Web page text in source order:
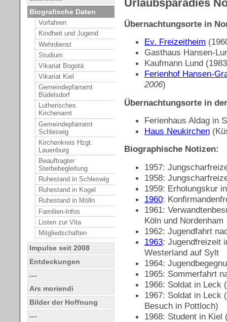
Biografische Daten
Vorfahren
Kindheit und Jugend
Wehrdienst
Studium
Vikariat Bogotá
Vikariat Kiel
Gemeindepfarramt
Büdelsdorf
Lutherisches
Kirchenamt
Gemeindepfarramt
Schleswig
Kirchenkreis Hzgt.
Lauenburg
Beauftragter
Sterbebegleitung
Ruhestand in Schleswig
Ruhestand in Kogel
Ruhestand in Mölln
Familien-Infos
Listen zur Vita
Mitgliedschaften
Impulse seit 2008
Entdeckungen
---
Ars moriendi
Bilder der Hoffnung
---
Urlaubsparadies
Übernachtungsorte in
Ev. Freizeitheim
Gasthaus Hansen-
Kaufmann Lund
Ferienhof Hansen-
2006)
Übernachtungsorte in
Ferienhaus Aldag in
Haus Neukirchen
Biographische Notizen:
1957:
1958:
1959: Erholungskur
1960:
1961:
Köln und Nordenham
1962: Jugendfahrt
1963: Jugendfreizeit
Westerland auf Sylt
1964:
1965: Sommerfahrt
1966: Soldat in Leck
1967: Soldat in Leck
Besuch in Pottloch)
1968: Student in Kiel